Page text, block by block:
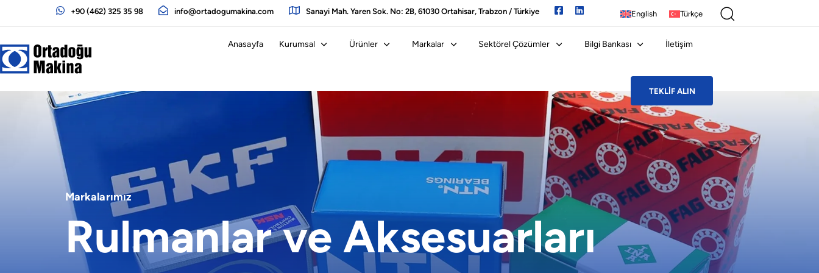
+90 (462) 325 35 98 info@ortadogumakina.com Sanayi Mah. Yaren Sok. No: 2B, 61030 Ortahisar, Trabzon / Türkiye English Türkçe
Anasayfa Kurumsal Ürünler Markalar Sektörel Çözümler Bilgi Bankası İletişim
TEKLIF ALIN
Markalarımız
Rulmanlar ve Aksesuarları